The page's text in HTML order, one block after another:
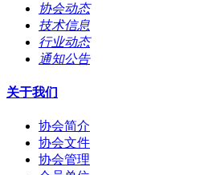
协会动态
技术信息
行业动态
通知公告
关于我们
协会简介
协会文件
协会管理